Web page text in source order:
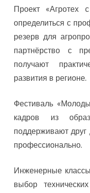
Проект «Агротех
определиться с
резерв для
партнёрство с
получают
развития в регионе.
Фестиваль
кадров из
поддерживают друг
профессионально.
Инженерные
выбор